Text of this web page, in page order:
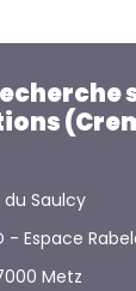
du Saulcy
- Espace
Metz